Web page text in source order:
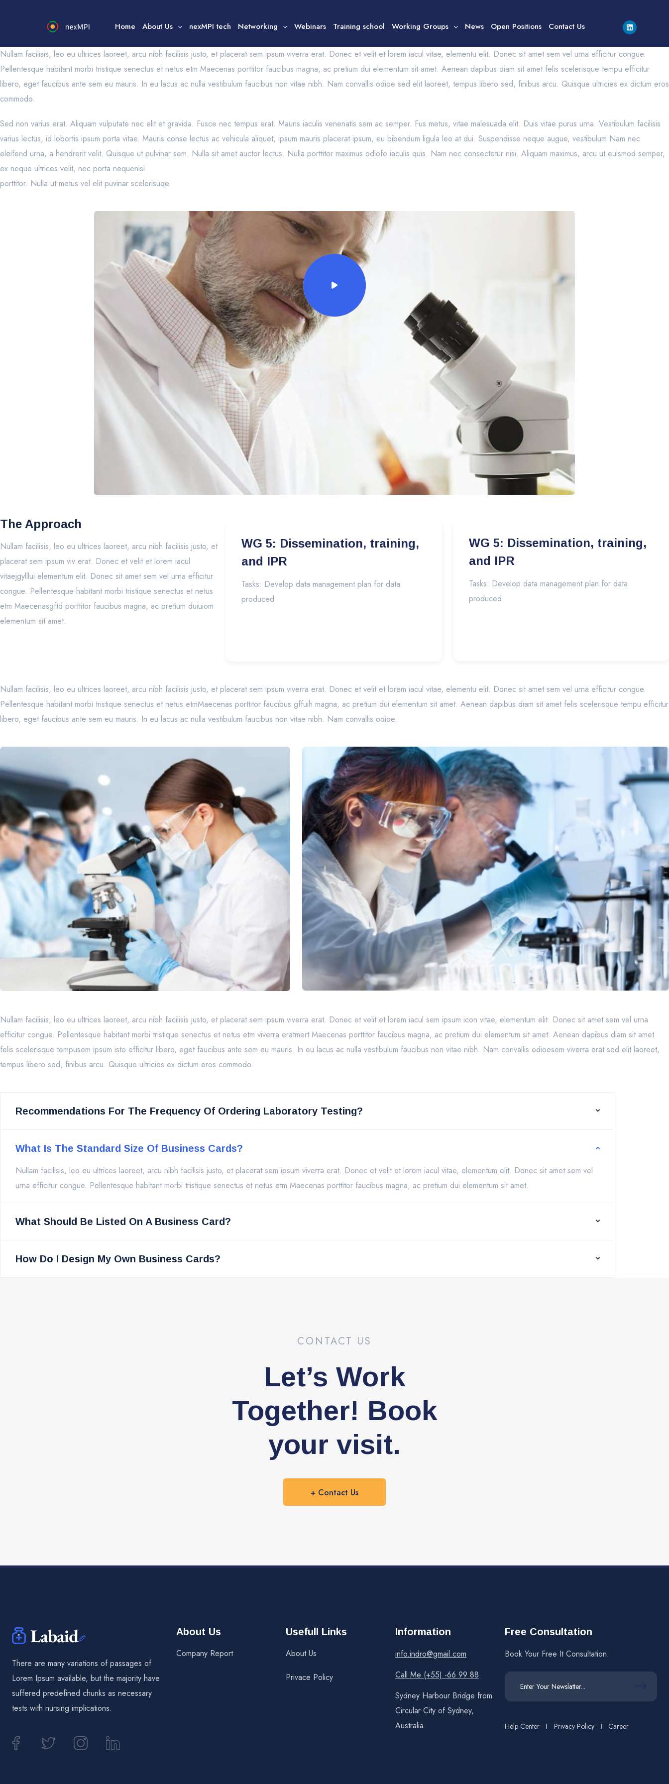
Home About Us nexMPI tech Networking Webinars Training school Working Groups News Open Positions Contact Us
Nullam facilisis, leo eu ultrices laoreet, arcu nibh facilisis justo, et placerat sem ipsum viverra erat. Donec et velit et lorem iacul vitae, elementu elit. Donec sit amet sem vel urna efficitur congue.
Pellentesque habitant morbi tristique senectus et netus etm Maecenas porttitor faucibus magna, ac pretium dui elementum sit amet. Aenean dapibus diam sit amet felis scelerisque tempu efficitur
libero, eget faucibus ante sem eu mauris. In eu lacus ac nulla vestibulum faucibus non vitae nibh. Nam convallis odioe sed elit laoreet, tempus libero sed, finibus arcu. Quisque ultricies ex dictum eros
commodo.
Sed non varius erat. Aliquam vulputate nec elit et gravida. Fusce nec tempus erat. Mauris iaculis venenatis sem ac semper. Fus metus, vitae malesuada elit. Duis vitae purus urna. Vestibulum facilisis
varius lectus, id lobortis ipsum porta vitae. Mauris conse lectus ac vehicula aliquet, ipsum mauris placerat ipsum, eu bibendum ligula leo at dui. Suspendisse neque augue, vestibulum Nam nec
eleifend urna, a hendrerit velit. Quisque ut pulvinar sem. Nulla sit amet auctor lectus. Nulla porttitor maximus odiofe iaculis quis. Nam nec consectetur nisi. Aliquam maximus, arcu ut euismod semper,
ex neque ultrices velit, nec porta nequenisi
porttitor. Nulla ut metus vel elit puvinar scelerisuqe.
The Approach
Nullam facilisis, leo eu ultrices laoreet, arcu nibh facilisis justo, et
placerat sem ipsum viv erat. Donec et velit et lorem iacul
vitaejgylllui elementum elit. Donec sit amet sem vel urna efficitur
congue. Pellentesque habitant morbi tristique senectus et netus
etm Maecenasgftd porttitor faucibus magna, ac pretium duiuiom
elementum sit amet.
WG 5: Dissemination, training,
and IPR
Tasks: Develop data management plan for data
produced
WG 5: Dissemination, training,
and IPR
Tasks: Develop data management plan for data
produced
Nullam facilisis, leo eu ultrices laoreet, arcu nibh facilisis justo, et placerat sem ipsum viverra erat. Donec et velit et lorem iacul vitae, elementu elit. Donec sit amet sem vel urna efficitur congue.
Pellentesque habitant morbi tristique senectus et netus etmMaecenas porttitor faucibus gffuih magna, ac pretium dui elementum sit amet. Aenean dapibus diam sit amet felis scelerisque tempu efficitur
libero, eget faucibus ante sem eu mauris. In eu lacus ac nulla vestibulum faucibus non vitae nibh. Nam convallis odioe.
Nullam facilisis, leo eu ultrices laoreet, arcu nibh facilisis justo, et placerat sem ipsum viverra erat. Donec et velit et lorem iacul sem ipsum icon vitae, elementum elit. Donec sit amet sem vel urna
efficitur congue. Pellentesque habitant morbi tristique senectus et netus etm viverra eratmert Maecenas porttitor faucibus magna, ac pretium dui elementum sit amet. Aenean dapibus diam sit amet
felis scelerisque tempusem ipsum isto efficitur libero, eget faucibus ante sem eu mauris. In eu lacus ac nulla vestibulum faucibus non vitae nibh. Nam convallis odioesem viverra erat sed elit laoreet,
tempus libero sed, finibus arcu. Quisque ultricies ex dictum eros commodo.
Recommendations For The Frequency Of Ordering Laboratory Testing?
What Is The Standard Size Of Business Cards?
Nullam facilisis, leo eu ultrices laoreet, arcu nibh facilisis justo, et placerat sem ipsum viverra erat. Donec et velit et lorem iacul vitae, elementum elit. Donec sit amet sem vel
urna efficitur congue. Pellentesque habitant morbi tristique senectus et netus etm Maecenas porttitor faucibus magna, ac pretium dui elementum sit amet.
What Should Be Listed On A Business Card?
How Do I Design My Own Business Cards?
CONTACT US
Let’s Work
Together! Book
your visit.
+ Contact Us
There are many variations of passages of
Lorem Ipsum available, but the majority have
suffered predefined chunks as necessary
tests with nursing implications.
About Us
Company Report
Usefull Links
About Us
Privace Policy
Information
info.indro@gmail.com
Call Me (+55) -66 99 88
Sydney Harbour Bridge from
Circular City of Sydney,
Australia.
Free Consultation
Book Your Free It Consultation.
Help Center Privacy Policy Career